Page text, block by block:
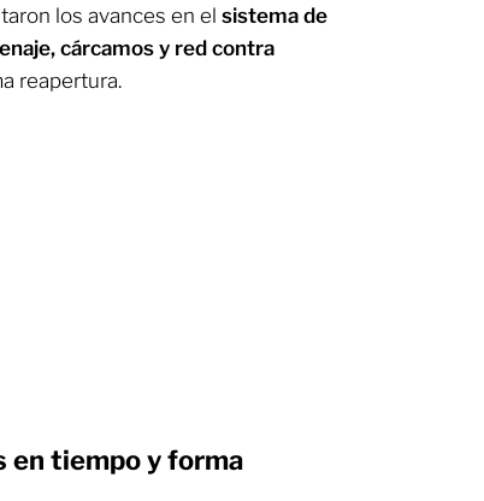
los avances en el sistema de
cárcamos y red contra
reapertura.
en tiempo y forma